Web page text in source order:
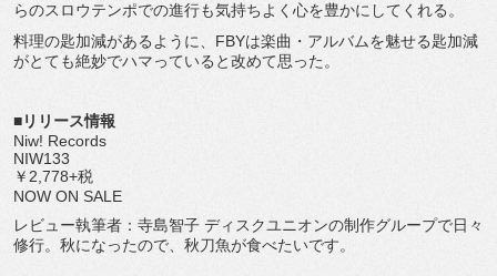
らのスロウテンポでの進行も気持ちよく心を豊かにしてくれる。
料理の匙加減があるように、FBYは楽曲・アルバムを魅せる匙加減
がとても絶妙でハマっていると改めて思った。
■リリース情報
Niw! Records
NIW133
￥2,778+税
NOW ON SALE
レビュー執筆者：寺島智子 ディスクユニオンの制作グループで日々
修行。秋になったので、秋刀魚が食べたいです。